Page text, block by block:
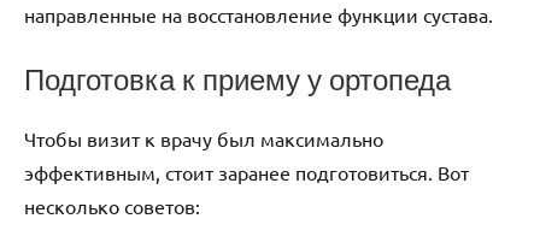
направленные на восстановление функции сустава.
Подготовка к приему у ортопеда
Чтобы визит к врачу был максимально
эффективным, стоит заранее подготовиться. Вот
несколько советов: